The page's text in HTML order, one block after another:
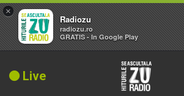
Live
×
Radiozu
radiozu.ro
GRATIS - In Google Play